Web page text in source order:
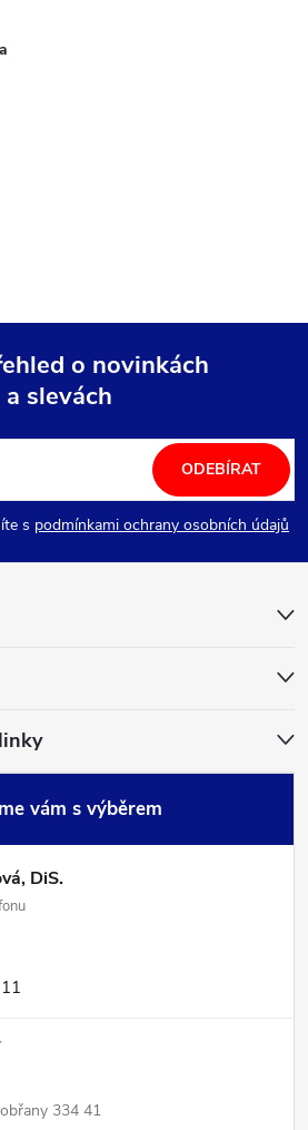
o novinkách
a slevách
s podmínkami ochrany osobních údajů
ODEBÍRAT
vám s výběrem
DiS.
334 41